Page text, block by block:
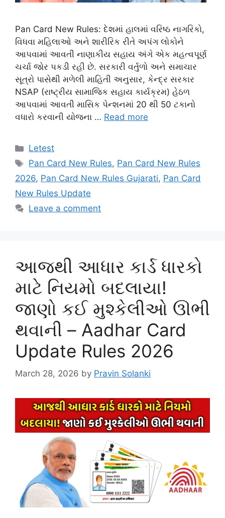
Pan Card New Rules: દેશમાં હાલમાં વરિષ્ઠ નાગરિકો,
વિધવા મહિલાઓ અને શારીરિક રીતે અપંગ લોકોને
આપવામાં આવતી નાણાકીય સહાય અંગે એક મહત્વપૂર્ણ
ચર્ચા જોર પકડી રહી છે. સરકારી વર્તુળો અને સમાચાર
સૂત્રો પાસેથી મળેલી માહિતી અનુસાર, કેન્દ્ર સરકાર
NSAP (રાષ્ટ્રીય સામાજિક સહાય કાર્યક્રમ) હેઠળ
આપવામાં આવતી માસિક પેન્શનમાં 20 થી 50 ટકાનો
વધારો કરવાની યોજના … Read more
Categories
Letest
Tags
Pan Card New Rules, Pan Card New Rules
2026, Pan Card New Rules Gujarati, Pan Card
New Rules Update
Leave a comment
આજથી આધાર કાર્ડ ધારકો
માટે નિયમો બદલાયા!
જાણો કઈ મુશ્કેલીઓ ઊભી
થવાની – Aadhar Card
Update Rules 2026
March 28, 2026 by Pravin Solanki